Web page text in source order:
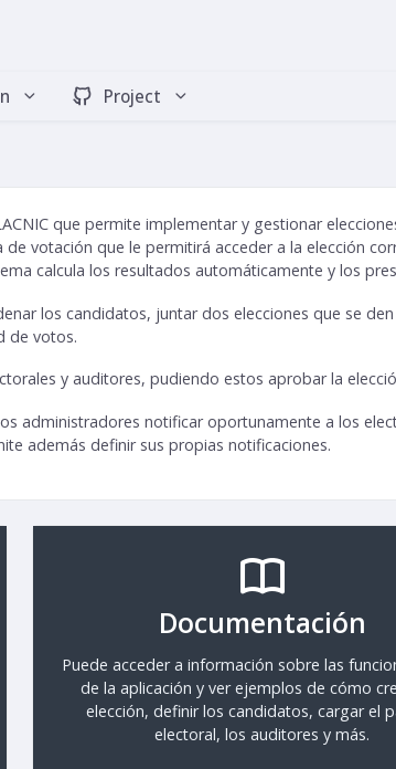
Project
que permite implementar y gestionar
votación que le permitirá acceder a la elección
calcula los resultados automáticamente y los
los candidatos, juntar dos elecciones que se
de votos.
y auditores, pudiendo estos aprobar la
administradores notificar oportunamente a los
además definir sus propias notificaciones.
Documentación
Puede acceder a información sobre las
de la aplicación y ver ejemplos de cómo
elección, definir los candidatos, cargar el
electoral, los auditores y más.